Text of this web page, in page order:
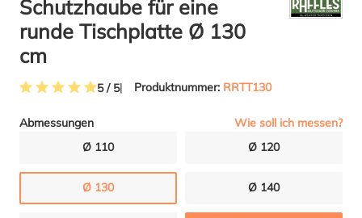
Schutzhaube für eine
runde Tischplatte Ø 130
cm
5 / 5 Produktnummer: RRTT130
Abmessungen
Wie soll ich messen?
Ø 110
Ø 120
Ø 130 Ø 140